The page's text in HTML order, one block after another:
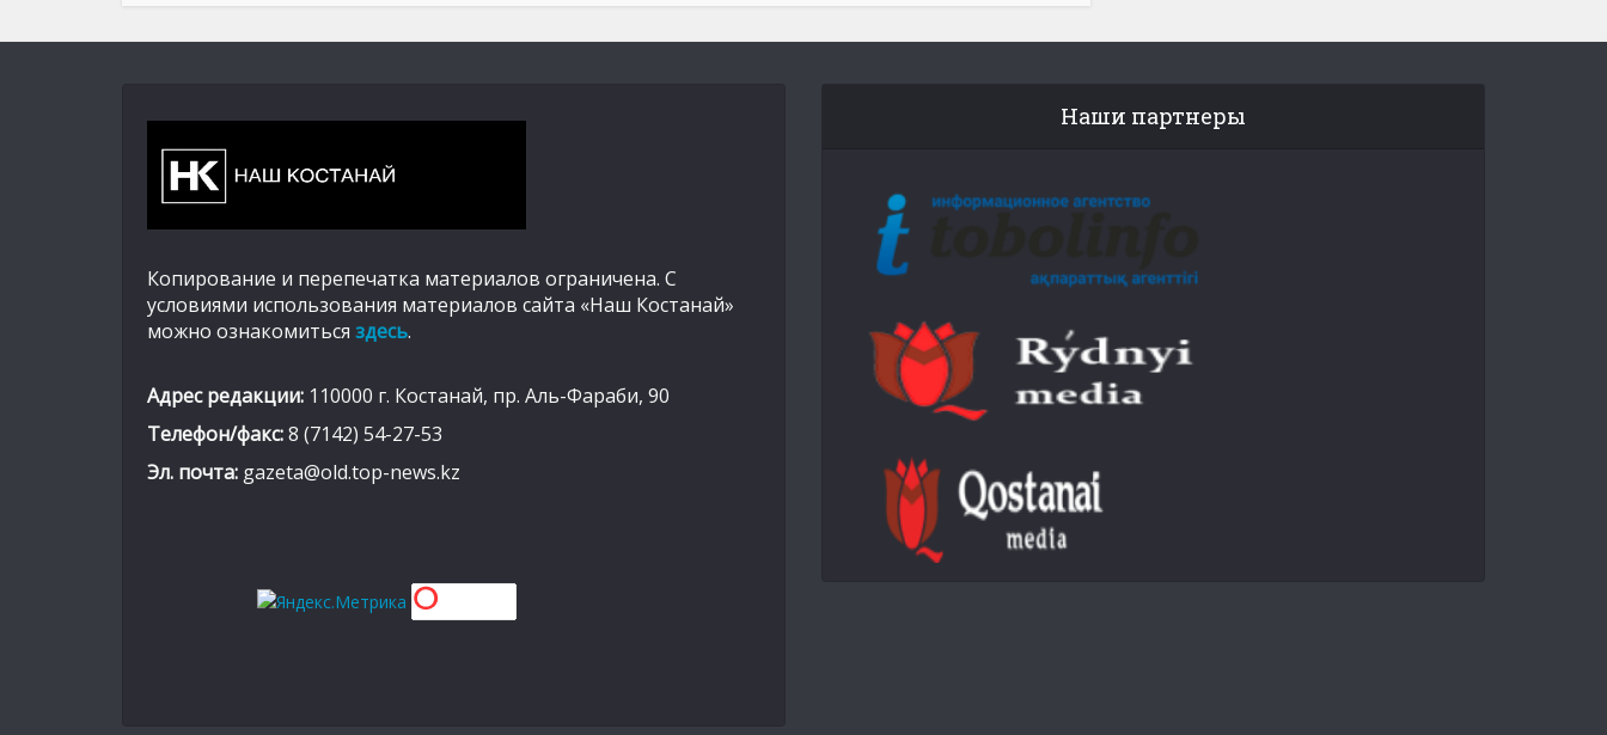
Копирование и перепечатка материалов ограничена. С
условиями использования материалов сайта «Наш Костанай»
можно ознакомиться здесь.
Адрес редакции: 110000 г. Костанай, пр. Аль-Фараби, 90
Телефон/факс:8 (7142) 54-27-53
Эл. почта: gazeta@old.top-news.kz
Наши партнеры